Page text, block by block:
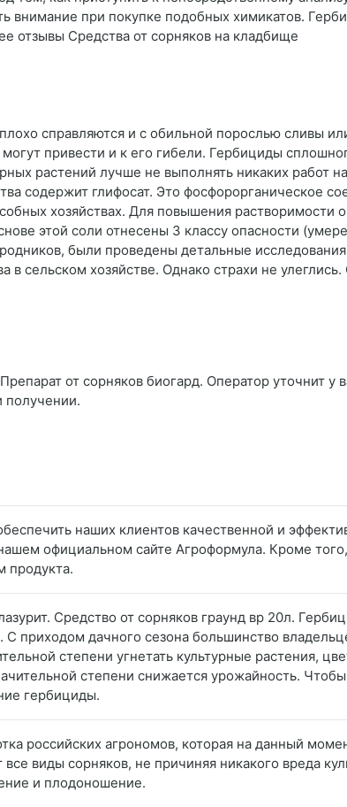
внимание при покупке подобных химикатов.
отзывы Средства от сорняков на кладбище
справляются и с обильной порослью сливы
привести и к его гибели. Гербициды
растений лучше не выполнять никаких работ
содержит глифосат. Это фосфорорганическое
хозяйствах. Для повышения растворимости
этой соли отнесены 3 классу опасности
были проведены детальные
сельском хозяйстве. Однако страхи не
от сорняков биогард. Оператор уточнит
получении.
наших клиентов качественной и
официальном сайте Агроформула. Кроме
продукта.
Средство от сорняков граунд вр 20л.
приходом дачного сезона большинство
степени угнетать культурные растения,
степени снижается урожайность.
гербициды.
российских агрономов, которая на данный
виды сорняков, не причиняя никакого вреда
и плодоношение.